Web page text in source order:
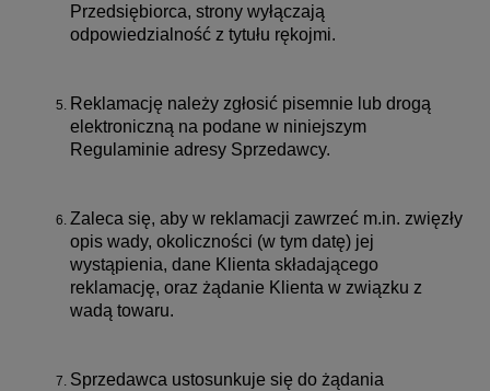
Przedsiębiorca, strony wyłączają
odpowiedzialność z tytułu rękojmi.
Reklamację należy zgłosić pisemnie lub drogą
elektroniczną na podane w niniejszym
Regulaminie adresy Sprzedawcy.
Zaleca się, aby w reklamacji zawrzeć m.in. zwięzły
opis wady, okoliczności (w tym datę) jej
wystąpienia, dane Klienta składającego
reklamację, oraz żądanie Klienta w związku z
wadą towaru.
Sprzedawca ustosunkuje się do żądania